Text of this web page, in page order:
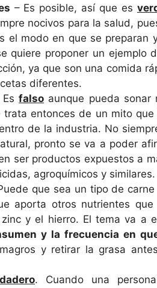
– Es posible, así que es
nocivos para la salud,
el modo en que se preparan
quiere proponer un ejemplo
ya que son una comida
diferentes.
Esfalso aunque pueda sonar
entonces de un mito que
de la industria. No
pronto se va a poder
ser productos expuestos a
agroquímicos y similares.
que sea un tipo de carne
aporta otros nutrientes que
y el hierro. El tema va a
y la frecuencia en
y retirar la grasa
. Cuando una